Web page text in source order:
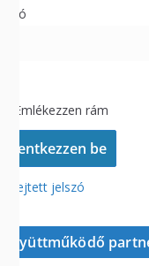
Jelszó
Emlékezzen rám
Elfelejtett jelszó
Együttműködő